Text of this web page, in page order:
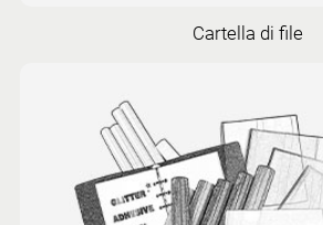
Cartella di file